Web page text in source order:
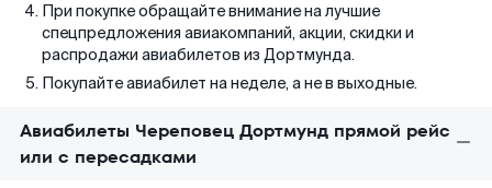
При покупке обращайте внимание на лучшие
спецпредложения авиакомпаний, акции, скидки и
распродажи авиабилетов из Дортмунда.
Покупайте авиабилет на неделе, а не в выходные.
Авиабилеты Череповец Дортмунд прямой рейс
или с пересадками